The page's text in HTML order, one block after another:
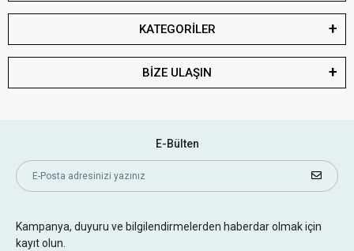
KATEGORİLER
BİZE ULAŞIN
E-Bülten
Kampanya, duyuru ve bilgilendirmelerden haberdar olmak için
kayıt olun.